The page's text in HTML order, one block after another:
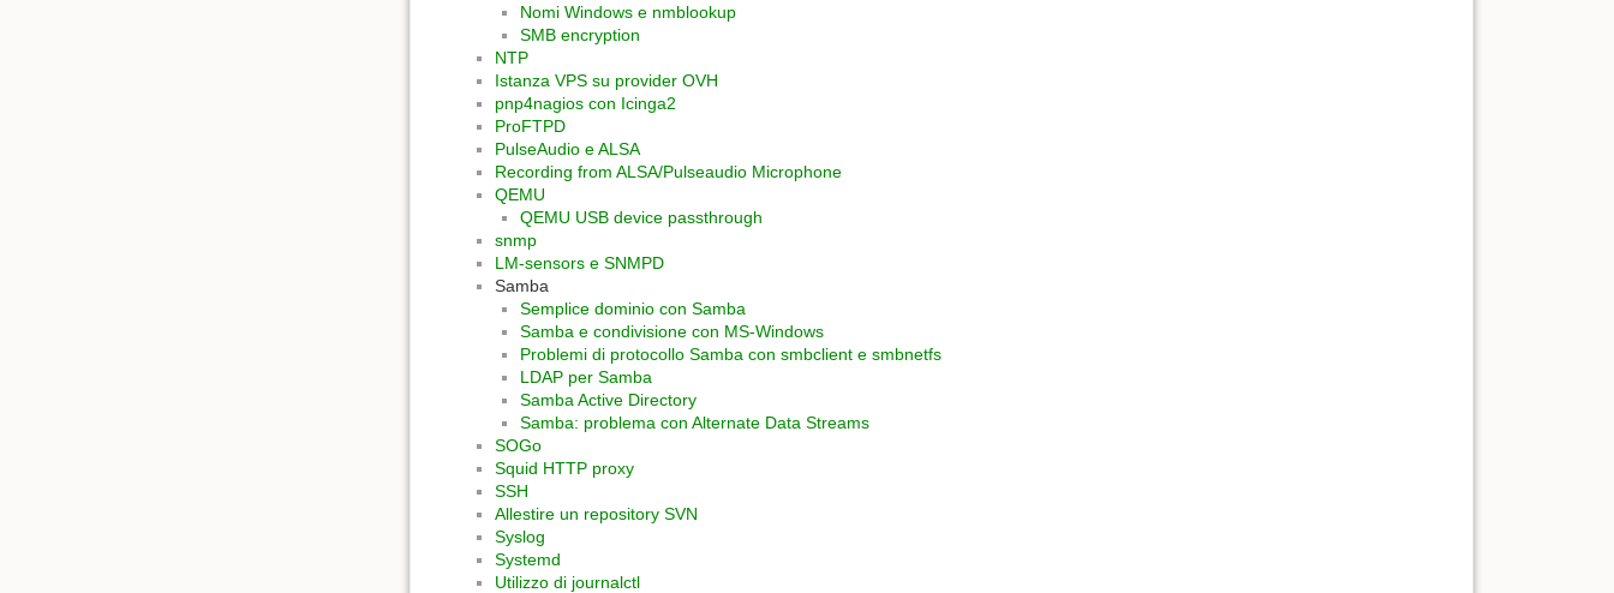
Nomi Windows e nmblookup
SMB encryption
NTP
Istanza VPS su provider OVH
pnp4nagios con Icinga2
ProFTPD
PulseAudio e ALSA
Recording from ALSA/Pulseaudio Microphone
QEMU
QEMU USB device passthrough
snmp
LM-sensors e SNMPD
Samba
Semplice dominio con Samba
Samba e condivisione con MS-Windows
Problemi di protocollo Samba con smbclient e smbnetfs
LDAP per Samba
Samba Active Directory
Samba: problema con Alternate Data Streams
SOGo
Squid HTTP proxy
SSH
Allestire un repository SVN
Syslog
Systemd
Utilizzo di journalctl